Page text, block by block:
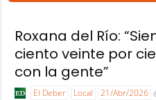
Roxana del Río:
ciento veinte por
con la gente”
El Deber Local 21/Abr/2026